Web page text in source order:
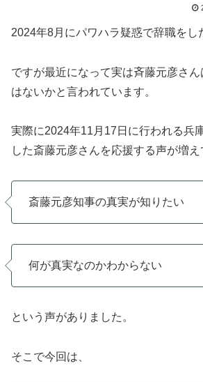
2024年8月にパワハラ疑惑で辞職をし
ですが最近になって実は斉藤元彦さ
はないかと言われています。
実際に2024年11月17日に行われる兵
した斎藤元彦さんを応援する声が増え
斎藤元彦知事の真実が知りたい
何が真実なのかわからない
という声がありました。
そこで今回は、